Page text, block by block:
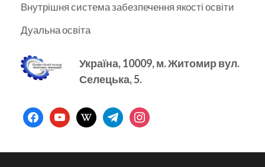
Внутрішня система забезпечення якості освіти
Дуальна освіта
Україна, 10009, м.Житомир вул.
Селецька, 5.
facebookyoutubewikipediatelegraminstagram